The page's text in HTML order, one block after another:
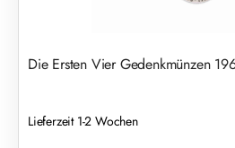
Die Ersten Vier Gedenkmünzen
Lieferzeit 1-2 Wochen